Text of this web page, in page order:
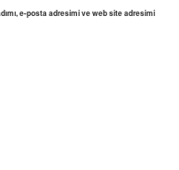
e-posta adresimi ve web site adresimi